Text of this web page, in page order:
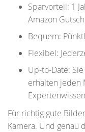
Sparvorteil: 1
Amazon
Bequem:
Flexibel:
Up-to-Date:
erhalten jeden
Für richtig gute
Kamera. Und genau